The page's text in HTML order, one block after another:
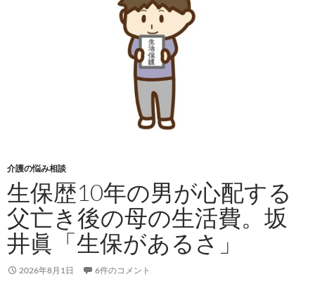
介護の悩み相談
生保歴10年の男が心配する
父亡き後の母の生活費。坂
井眞「生保があるさ」
2026年8月1日 6件のコメント